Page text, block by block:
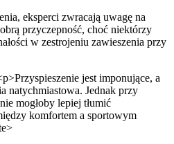
eksperci zwracają uwagę na
przyczepność, choć niektórzy
w zestrojeniu zawieszenia przy
jest imponujące, a
natychmiastowa. Jednak przy
mogłoby lepiej tłumić
komfortem a sportowym